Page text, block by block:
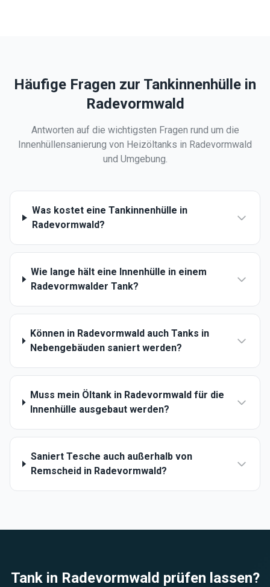
Häufige Fragen zur Tankinnenhülle in
Radevormwald
Antworten auf die wichtigsten Fragen rund um die
Innenhüllensanierung von Heizöltanks in Radevormwald
und Umgebung.
Was kostet eine Tankinnenhülle in
Radevormwald?
Wie lange hält eine Innenhülle in einem
Radevormwalder Tank?
Können in Radevormwald auch Tanks in
Nebengebäuden saniert werden?
Muss mein Öltank in Radevormwald für die
Innenhülle ausgebaut werden?
Saniert Tesche auch außerhalb von
Remscheid in Radevormwald?
Tank in Radevormwald prüfen lassen?